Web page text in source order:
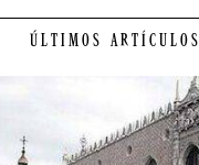
ÚLTIMOS ARTÍCULOS